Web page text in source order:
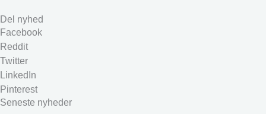
Del nyhed
Facebook
Reddit
Twitter
LinkedIn
Pinterest
Seneste nyheder